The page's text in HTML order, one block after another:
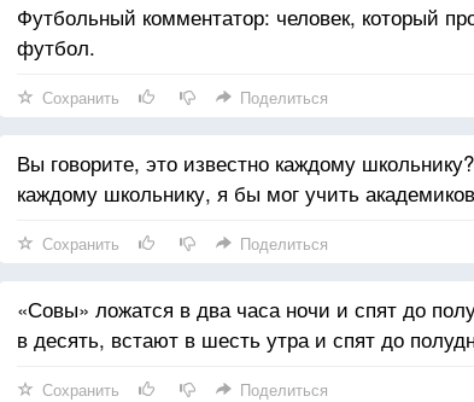
Футбольный комментатор: человек, который
футбол.
Сохранить Поделиться
Вы говорите, это известно каждому
каждому школьнику, я бы мог учить
Сохранить Поделиться
«Совы» ложатся в два часа ночи и спят до
в десять, встают в шесть утра и спят до
Сохранить Поделиться